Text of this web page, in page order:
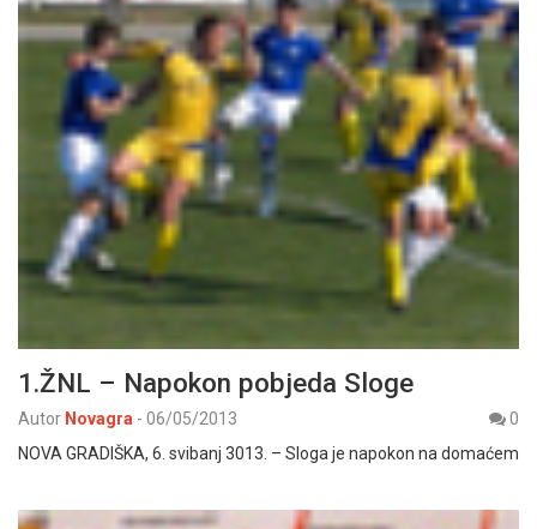
1.ŽNL – Napokon pobjeda Sloge
Autor Novagra - 06/05/2013
0
NOVA GRADIŠKA, 6. svibanj 3013. – Sloga je napokon na domaćem